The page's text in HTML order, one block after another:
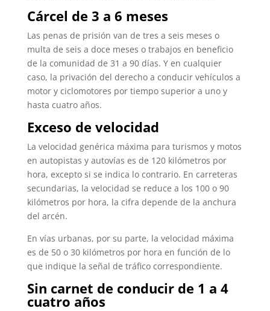
Cárcel de 3 a 6 meses
Las penas de prisión van de tres a seis meses o
multa de seis a doce meses o trabajos en beneficio
de la comunidad de 31 a 90 días. Y en cualquier
caso, la privación del derecho a conducir vehículos a
motor y ciclomotores por tiempo superior a uno y
hasta cuatro años.
Exceso de velocidad
La velocidad genérica máxima para turismos y motos
en autopistas y autovías es de 120 kilómetros por
hora, excepto si se indica lo contrario. En carreteras
secundarias, la velocidad se reduce a los 100 o 90
kilómetros por hora, la cifra depende de la anchura
del arcén.
En vías urbanas, por su parte, la velocidad máxima
es de 50 o 30 kilómetros por hora en función de lo
que indique la señal de tráfico correspondiente.
Sin carnet de conducir de 1 a 4
cuatro años